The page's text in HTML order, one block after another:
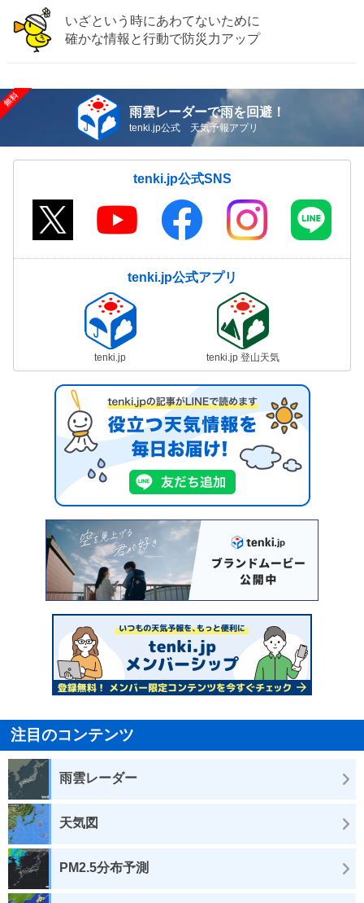
いざという時にあわてないために
確かな情報と行動で防災力アップ
雨雲レーダーで雨を回避！
tenki.jp公式 天気予報アプリ
tenki.jp公式SNS
tenki.jp公式アプリ
tenki.jp tenki.jp 登山天気
注目のコンテンツ
雨雲レーダー
天気図
PM2.5分布予測